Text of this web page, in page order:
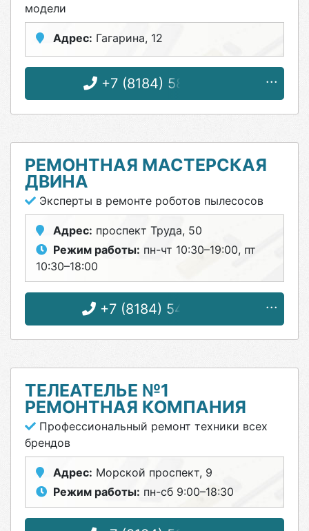
модели
Адрес: Гагарина, 12
+7 (8184) 58-72-21
РЕМОНТНАЯ МАСТЕРСКАЯ
ДВИНА
Эксперты в ремонте роботов пылесосов
Адрес: проспект Труда, 50
Режим работы: пн-чт 10:30–19:00, пт
10:30–18:00
+7 (8184) 54-16-62
ТЕЛЕАТЕЛЬЕ №1
РЕМОНТНАЯ КОМПАНИЯ
Профессиональный ремонт техники всех
брендов
Адрес: Морской проспект, 9
Режим работы: пн-сб 9:00–18:30